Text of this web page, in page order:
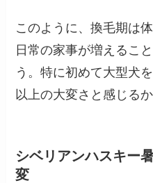
このように、換毛期は
日常の家事が増えるこ
う。特に初めて大型犬
以上の大変さと感じる
シベリアンハスキー
変